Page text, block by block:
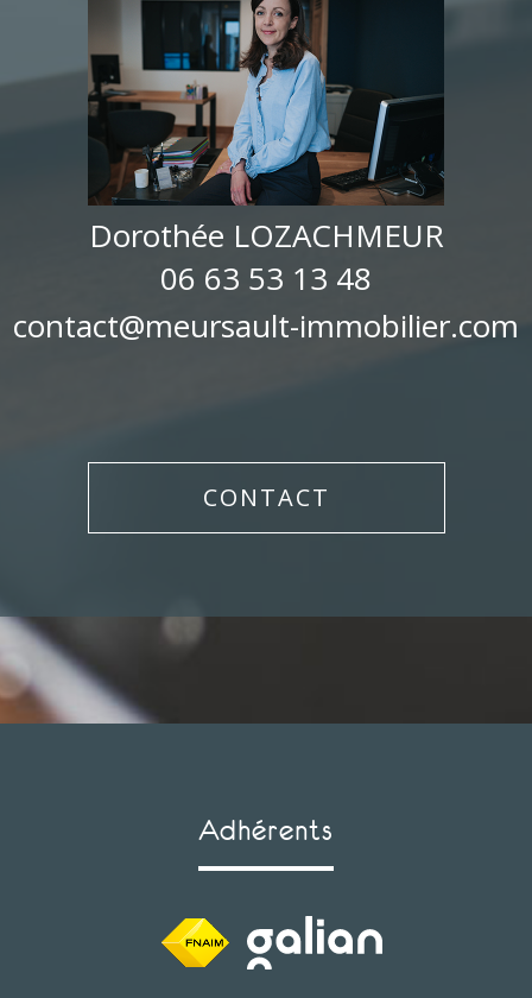
Dorothée LOZACHMEUR
06 63 53 13 48
contact@meursault-immobilier.com
CONTACT
Adhérents